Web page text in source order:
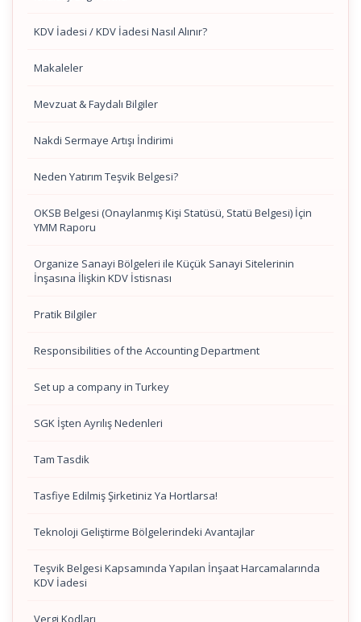
KDV İadesi / KDV İadesi Nasıl Alınır?
Makaleler
Mevzuat & Faydalı Bilgiler
Nakdi Sermaye Artışı İndirimi
Neden Yatırım Teşvik Belgesi?
OKSB Belgesi (Onaylanmış Kişi Statüsü, Statü Belgesi) İçin
YMM Raporu
Organize Sanayi Bölgeleri ile Küçük Sanayi Sitelerinin
İnşasına İlişkin KDV İstisnası
Pratik Bilgiler
Responsibilities of the Accounting Department
Set up a company in Turkey
SGK İşten Ayrılış Nedenleri
Tam Tasdik
Tasfiye Edilmiş Şirketiniz Ya Hortlarsa!
Teknoloji Geliştirme Bölgelerindeki Avantajlar
Teşvik Belgesi Kapsamında Yapılan İnşaat Harcamalarında
KDV İadesi
Vergi Kodları